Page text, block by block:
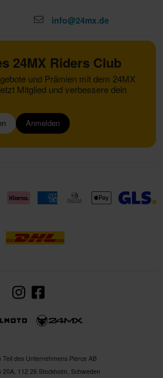
info@24mx.de
24MX Riders Club
und Prämien mit dem 24MX
Mitglied und verbessere dein
Anmelden
Teil des Unternehmens Pierce AB
20A, 112 26 Stockholm, Schweden